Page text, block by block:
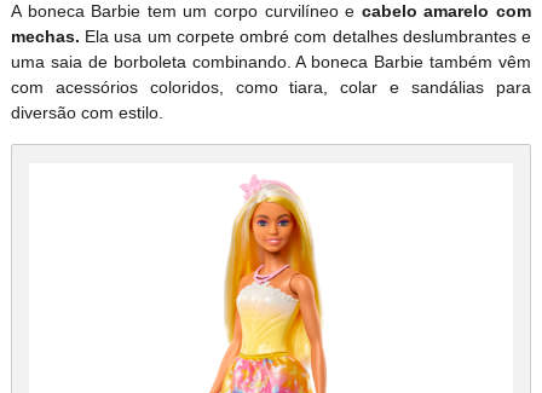
A boneca Barbie tem um corpo curvilíneo e cabelo amarelo com
mechas. Ela usa um corpete ombré com detalhes deslumbrantes e
uma saia de borboleta combinando. A boneca Barbie também vêm
com acessórios coloridos, como tiara, colar e sandálias para
diversão com estilo.